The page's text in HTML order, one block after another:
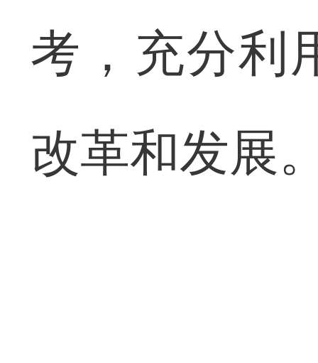
考，充分利
改革和发展